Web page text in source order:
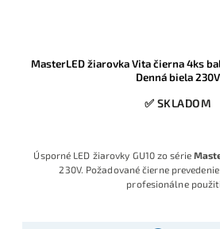
MasterLED žiarovka Vita čierna 4ks
Denná biela 230V
✅ SKLADOM
Úsporné LED žiarovky GU10 zo série
230V. Požadované čierne
profesionálne